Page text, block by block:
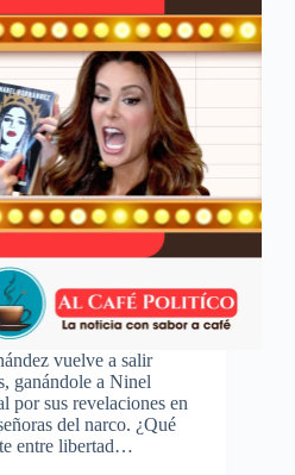
vuelve a salir
ganándole a Ninel
por sus revelaciones en
del narco. ¿Qué
entre libertad…